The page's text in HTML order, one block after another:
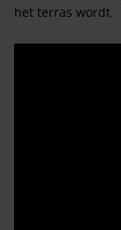
het terras wordt.